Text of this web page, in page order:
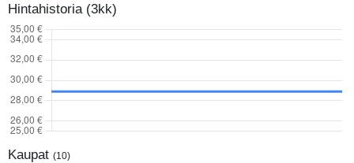
Hintahistoria (3kk)
Kaupat (10)